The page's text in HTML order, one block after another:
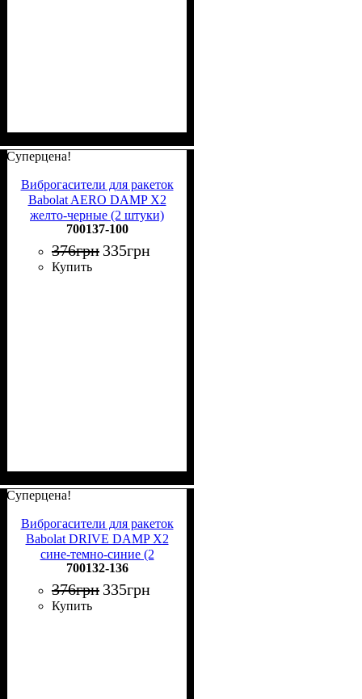
Суперцена!
Виброгасители для ракеток
Babolat AERO DAMP X2
желто-черные (2 штуки)
700137-100
700137-100
376грн 335грн
Купить
Суперцена!
Виброгасители для ракеток
Babolat DRIVE DAMP X2
сине-темно-синие (2
штуки) 700132-136
700132-136
376грн 335грн
Купить